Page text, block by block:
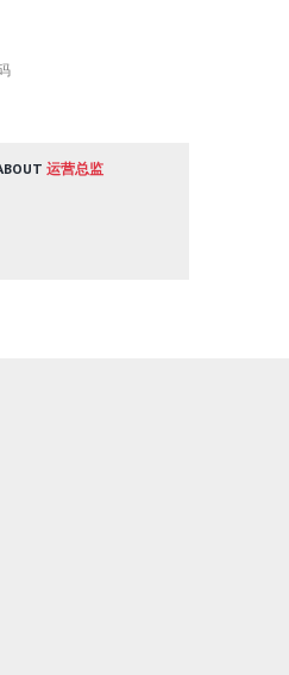
运营总监